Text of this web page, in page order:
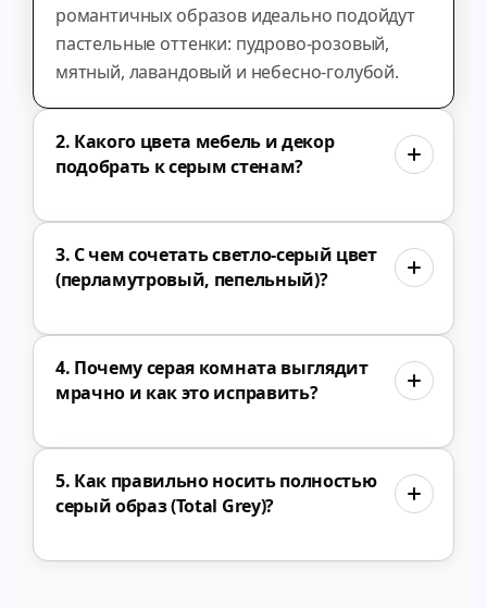
романтичных образов идеально подойдут
пастельные оттенки: пудрово-розовый,
мятный, лавандовый и небесно-голубой.
2. Какого цвета мебель и декор
подобрать к серым стенам?
3. С чем сочетать светло-серый цвет
(перламутровый, пепельный)?
4. Почему серая комната выглядит
мрачно и как это исправить?
5. Как правильно носить полностью
серый образ (Total Grey)?